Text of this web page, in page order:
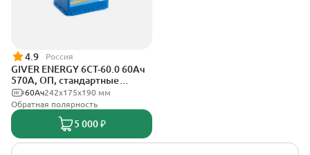
4.9 Россия
GIVER ENERGY 6СТ-60.0 60Ач
570А, ОП, стандартные
клеммы242х175х190 мм
60Ач
Обратная полярность
5 000 ₽